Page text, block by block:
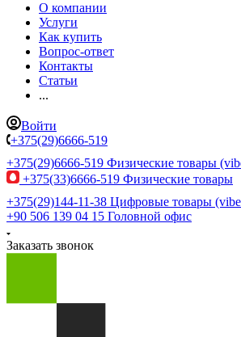
О компании
Услуги
Как купить
Вопрос-ответ
Контакты
Статьи
...
Войти
+375(29)6666-519
+375(29)6666-519 Физические товары
+375(33)6666-519 Физические товары
+375(29)144-11-38 Цифровые товары
+90 506 139 04 15 Головной офис
Заказать звонок